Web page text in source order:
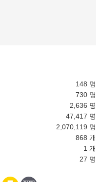
148 명
730 명
2,636 명
47,417 명
2,070,119 명
868 개
1 개
27 명